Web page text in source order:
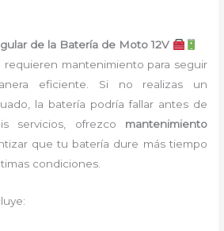
de la Batería de Moto 12V
requieren mantenimiento para seguir
eficiente. Si no realizas un
la batería podría fallar antes de
servicios, ofrezco mantenimiento
que tu batería dure más tiempo
condiciones.